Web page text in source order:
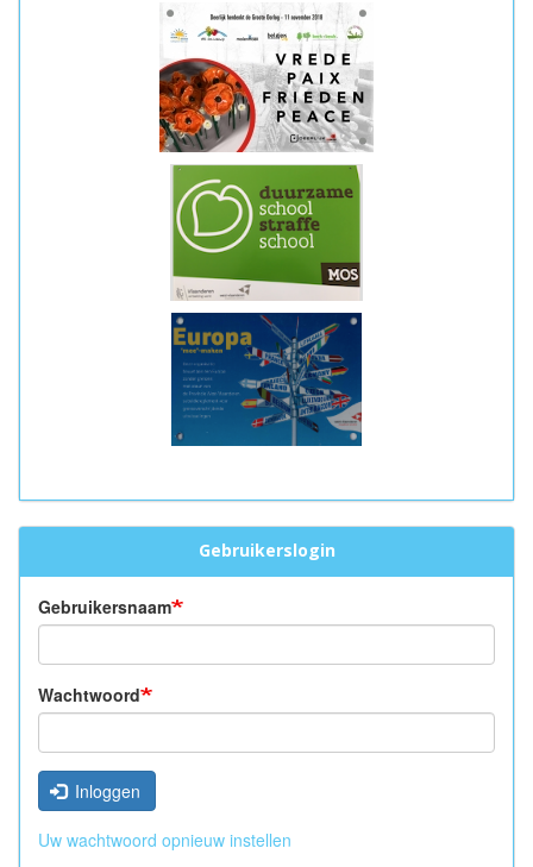
Gebruikerslogin
Gebruikersnaam
Wachtwoord
Inloggen
Uw wachtwoord opnieuw instellen